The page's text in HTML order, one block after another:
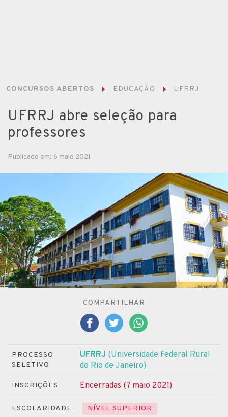
CONCURSOS ABERTOS EDUCAÇÃO UFRRJ
UFRRJ abre seleção para
professores
Publicado em: 6 maio 2021
COMPARTILHAR
PROCESSO
SELETIVO
UFRRJ (Universidade Federal Rural
do Rio de Janeiro)
INSCRIÇÕES Encerradas (7 maio 2021)
ESCOLARIDADE NÍVEL SUPERIOR